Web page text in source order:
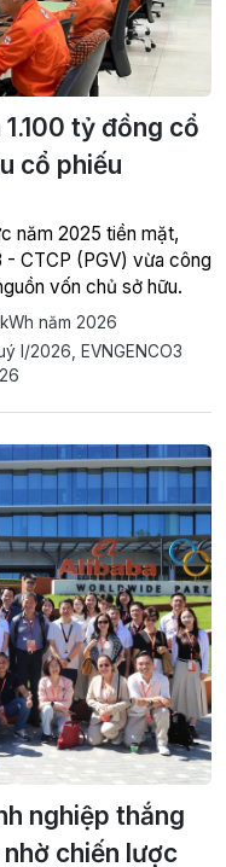
tỷ đồng cổ
cổ phiếu
năm 2025 tiền mặt,
CTCP (PGV) vừa công
vốn chủ sở hữu.
năm 2026
I/2026, EVNGENCO3
nghiệp thắng
chiến lược